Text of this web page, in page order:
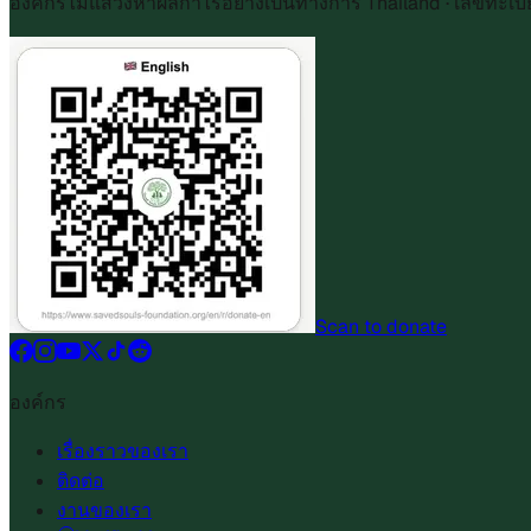
Scan to donate
องค์กร
เรื่องราวของเรา
ติดต่อ
งานของเรา